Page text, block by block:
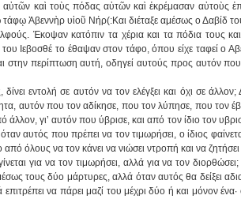
αὐτῶν καὶ τοὺς πόδας αὐτῶν καὶ ἐκρέμασαν αὐτοὺς
Ἀβεννὴρ υἱοῦ Νήρ(:Και διέταξε αμέσως ο Δαβίδ
Έκοψαν κατόπιν τα χέρια και τα πόδια τους
Ιεβοσθέ το έθαψαν στον τάφο, όπου είχε ταφεί ο
στην περίπτωση αυτή, οδηγεί αυτούς προς αυτόν
εντολή σε αυτόν να τον ελέγξει και όχι σε
αυτόν που τον αδίκησε, που τον λύπησε, που τον
άλλον, γι’ αυτόν που ύβρισε, και από τον ίδιο τον
όταν αυτός που πρέπει να τον τιμωρήσει, ο ίδιος
από όλους να τον κάνει να νιώσει ντροπή και να
για να τον τιμωρήσει, αλλά για να τον
τους δύο μάρτυρες, αλλά όταν αυτός θα δείξει
να πάρει μαζί του μέχρι δύο ή και μόνον